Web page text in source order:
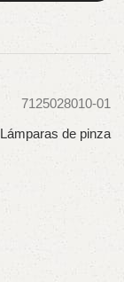
7125028010-01
Lámparas de pinza